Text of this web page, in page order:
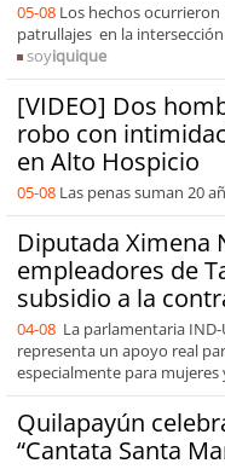
05-08 Los hechos
patrullajes en la
soyiquique
[VIDEO] Dos
robo con
en Alto Hospicio
05-08 Las penas suman 20
Diputada Ximena
empleadores de
subsidio a la
04-08 La parlamentaria
representa un apoyo real
especialmente para
Quilapayún
“Cantata Santa